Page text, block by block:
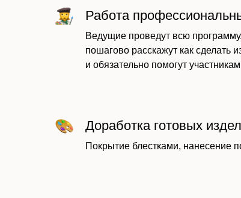
Работа
Ведущие проведут всю
пошагово расскажут как сделать
и обязательно помогут участникам
Доработка готовых
Покрытие блестками, нанесение